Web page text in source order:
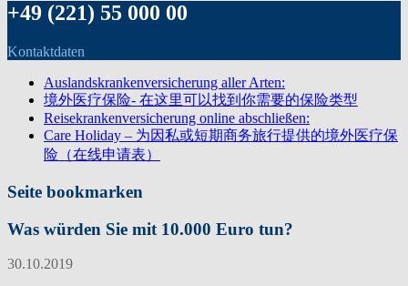
+49 (221) 55 000 00
Kontaktdaten
Auslandskrankenversicherung aller Arten:
境外医疗保险- 在这里可以找到你需要的保险类型
Reisekrankenversicherung online abschließen:
Care Holiday – 为因私或短期商务旅行提供的境外医疗保
险（在线申请表）
Seite bookmarken
Was würden Sie mit 10.000 Euro tun?
30.10.2019